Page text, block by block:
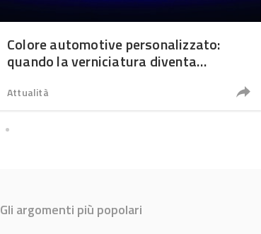
Colore automotive personalizzato:
quando la verniciatura diventa
Attualità
Gli argomenti più popolari